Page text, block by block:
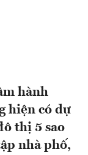
hành
hiện có dự
thị 5 sao
nhà phố,